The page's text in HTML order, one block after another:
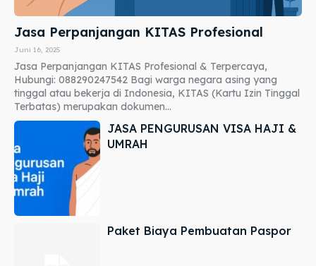
Jasa Perpanjangan KITAS Profesional
Juni 16, 2025
Jasa Perpanjangan KITAS Profesional & Terpercaya,
Hubungi: 088290247542 Bagi warga negara asing yang
tinggal atau bekerja di Indonesia, KITAS (Kartu Izin Tinggal
Terbatas) merupakan dokumen...
JASA PENGURUSAN VISA HAJI &
UMRAH
Paket Biaya Pembuatan Paspor